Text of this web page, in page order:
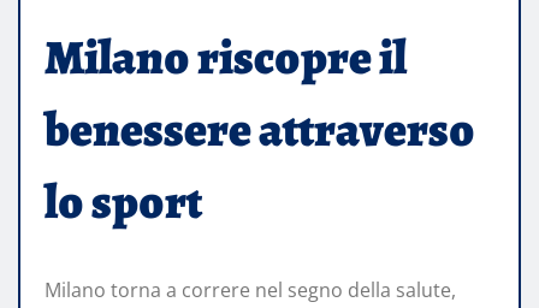
Milano riscopre il
benessere attraverso
lo sport
Milano torna a correre nel segno della salute,